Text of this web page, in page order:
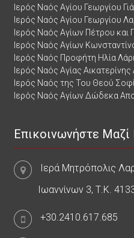
Ιερός Ναός Αγίου Γεωργίου
Ιερός Ναός Αγίου Γεωργίου
Ιερός Ναός Αγίων Πέτρου και
Ιερός Ναός Αγίων
Ιερός Ναός Προφήτη Ηλία
Ιερός Ναός Αγίας
Ιερός Ναός της Του Θεού
Ιερός Ναός Αγίων Δώδεκα
Επικοινωνήστε
Ιερά Μητρόπολις
Ιωαννίνων 3, Τ.Κ.
+30.2410.617.685